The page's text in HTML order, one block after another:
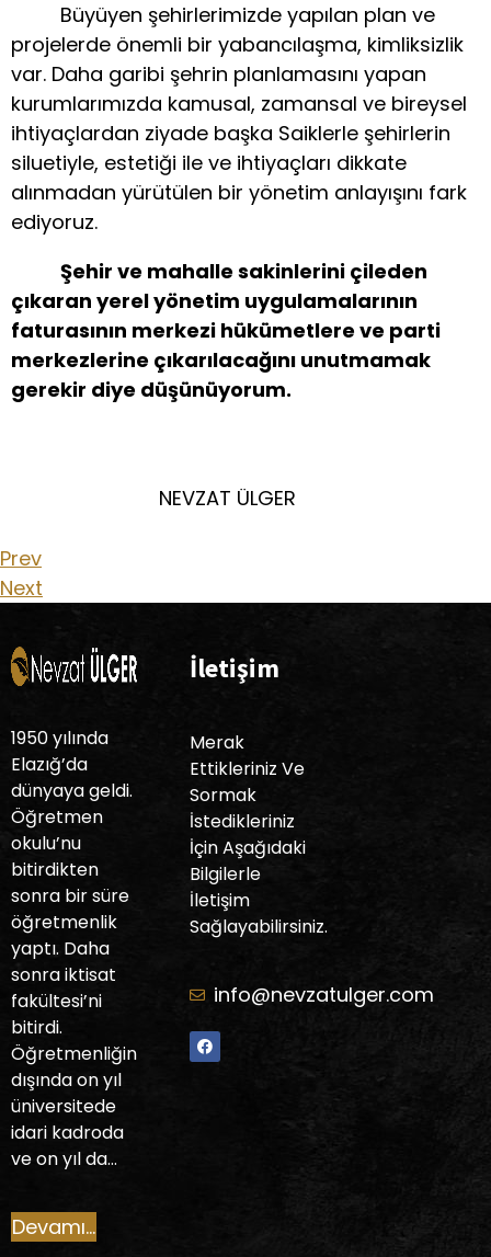
Büyüyen şehirlerimizde yapılan plan ve
projelerde önemli bir yabancılaşma, kimliksizlik
var. Daha garibi şehrin planlamasını yapan
kurumlarımızda kamusal, zamansal ve bireysel
ihtiyaçlardan ziyade başka Saiklerle şehirlerin
siluetiyle, estetiği ile ve ihtiyaçları dikkate
alınmadan yürütülen bir yönetim anlayışını fark
ediyoruz.
Şehir ve mahalle sakinlerini çileden
çıkaran yerel yönetim uygulamalarının
faturasının merkezi hükümetlere ve parti
merkezlerine çıkarılacağını unutmamak
gerekir diye düşünüyorum.
NEVZAT ÜLGER
Prev
Next
1950 yılında
Elazığ’da
dünyaya geldi.
Öğretmen
okulu’nu
bitirdikten
sonra bir süre
öğretmenlik
yaptı. Daha
sonra iktisat
fakültesi’ni
bitirdi.
Öğretmenliğin
dışında on yıl
üniversitede
idari kadroda
ve on yıl da…
Devamı...
İletişim
Merak
Ettikleriniz Ve
Sormak
İstedikleriniz
İçin Aşağıdaki
Bilgilerle
İletişim
Sağlayabilirsiniz.
info@nevzatulger.com